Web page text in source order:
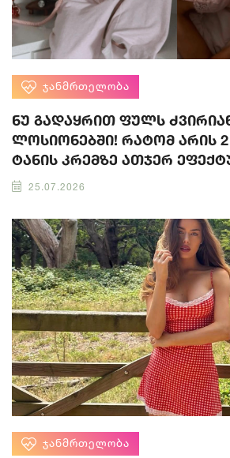
ᲯᲐᲜᲛᲠᲗᲔᲚᲝᲑᲐ
ნუ გადაყრით ფულს
ლოსიონებში! რატომ არის
ტანის კრემზე ათჯერ
25.07.2026
ᲯᲐᲜᲛᲠᲗᲔᲚᲝᲑᲐ